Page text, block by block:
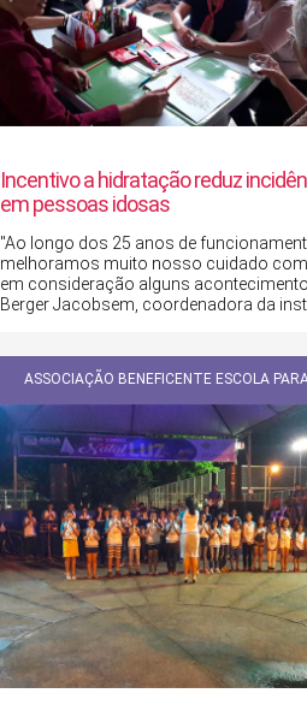
Incentivo a hidratação reduz
em pessoas idosas
"Ao longo dos 25 anos de
melhoramos muito nosso cuidado
em consideração alguns
Berger Jacobsem, coordenadora da
ASSOCIAÇÃO BENEFICENTE ESCOLA